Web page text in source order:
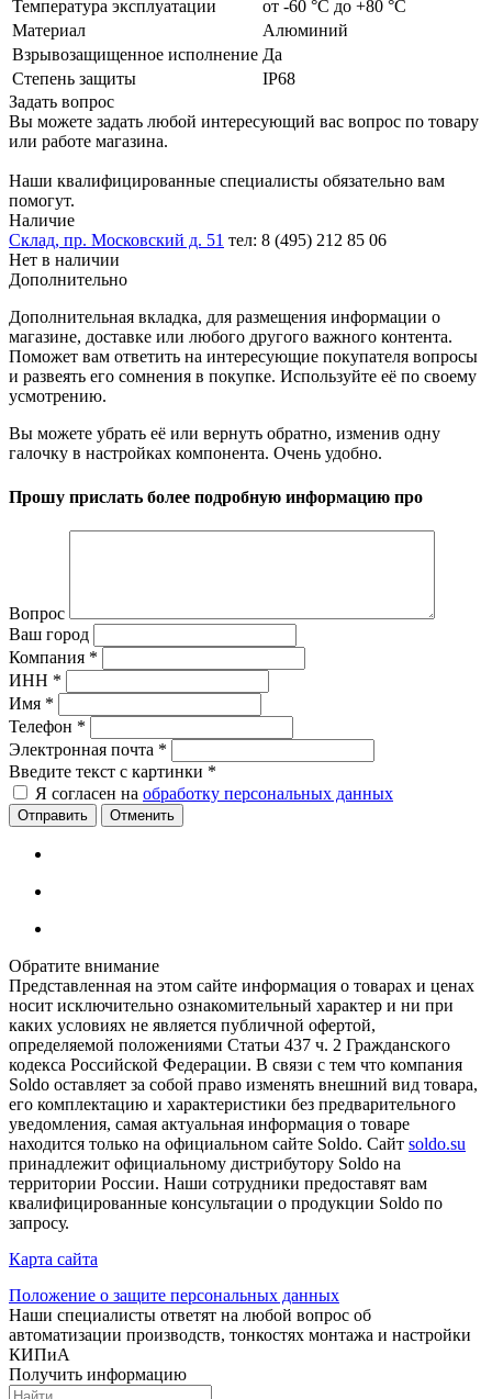
Температура эксплуатации
от -60 °C до +80 °C
Материал
Алюминий
Взрывозащищенное исполнение Да
Степень защиты
IP68
Задать вопрос
Вы можете задать любой интересующий вас вопрос по товару
или работе магазина.
Наши квалифицированные специалисты обязательно вам
помогут.
Наличие
Склад, пр. Московский д. 51 тел: 8 (495) 212 85 06
Нет в наличии
Дополнительно
Дополнительная вкладка, для размещения информации о
магазине, доставке или любого другого важного контента.
Поможет вам ответить на интересующие покупателя вопросы
и развеять его сомнения в покупке. Используйте её по своему
усмотрению.
Вы можете убрать её или вернуть обратно, изменив одну
галочку в настройках компонента. Очень удобно.
Прошу прислать более подробную информацию про
Вопрос
Ваш город
Компания *
ИНН *
Имя *
Телефон *
Электронная почта *
Введите текст с картинки *
Я согласен на обработку персональных данных
Отменить
Обратите внимание
Представленная на этом сайте информация о товарах и ценах
носит исключительно ознакомительный характер и ни при
каких условиях не является публичной офертой,
определяемой положениями Статьи 437 ч. 2 Гражданского
кодекса Российской Федерации. В связи с тем что компания
Soldo оставляет за собой право изменять внешний вид товара,
его комплектацию и характеристики без предварительного
уведомления, самая актуальная информация о товаре
находится только на официальном сайте Soldo. Сайт soldo.su
принадлежит официальному дистрибутору Soldo на
территории России. Наши сотрудники предоставят вам
квалифицированные консультации о продукции Soldo по
запросу.
Карта сайта
Положение о защите персональных данных
Наши специалисты ответят на любой вопрос об
автоматизации производств, тонкостях монтажа и настройки
КИПиА
Получить информацию